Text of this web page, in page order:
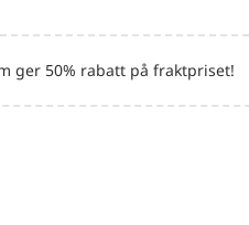
ger 50% rabatt på fraktpriset!